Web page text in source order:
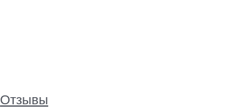
Отзывы